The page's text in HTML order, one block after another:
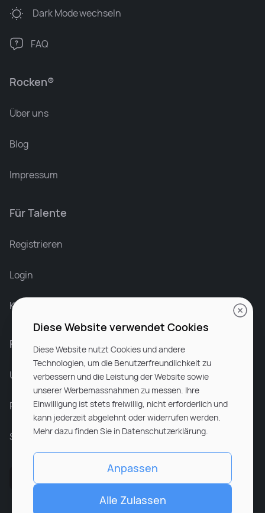
Rocken®
Über uns
Blog
Impressum
Für Talente
Registrieren
Login
Karriere bei Rocken
Für Unternehmen
Unsere Dienstleistungen
Partnerunternehmen
Sitemap
Dark Modewechseln
FAQ
Diese Website verwendet Cookies
Diese Website nutzt Cookies und andere
Technologien, um die Benutzerfreundlichkeit zu
verbessern und die Leistung der Website sowie
unserer Werbemassnahmen zu messen. Ihre
Einwilligung ist stets freiwillig, nicht erforderlich und
kann jederzeit abgelehnt oder widerrufen werden.
Mehr dazu finden Sie in Datenschutzerklärung.
Anpassen
Alle Zulassen